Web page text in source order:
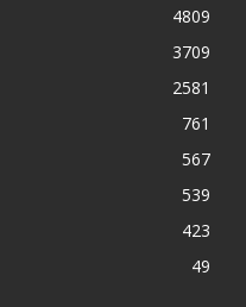
4809
3709
2581
761
567
539
423
49